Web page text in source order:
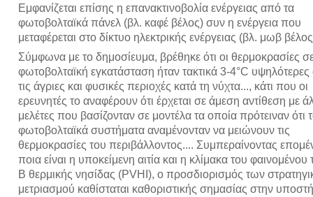
Εμφανίζεται επίσης η επανακτινοβολία ενέργειας από τα
φωτοβολταϊκά πάνελ (βλ. καφέ βέλος) συν η ενέργεια που
μεταφέρεται στο δίκτυο ηλεκτρικής ενέργειας (βλ. μωβ
Σύμφωνα με το δημοσίευμα, βρέθηκε ότι οι θερμοκρασίες
φωτοβολταϊκή εγκατάσταση ήταν τακτικά 3-4°C
τις άγριες και φυσικές περιοχές κατά τη νύχτα..., κάτι που οι
ερευνητές το αναφέρουν ότι έρχεται σε άμεση αντίθεση με
μελέτες που βασίζονταν σε μοντέλα τα οποία πρότειναν ότι
φωτοβολταϊκά συστήματα αναμένονταν να μειώνουν τις
θερμοκρασίες του περιβάλλοντος.... Συμπεραίνοντας
ποια είναι η υποκείμενη αιτία και η κλίμακα του
Β θερμικής νησίδας (PVHI), ο προσδιορισμός των
μετριασμού καθίσταται καθοριστικής σημασίας στην